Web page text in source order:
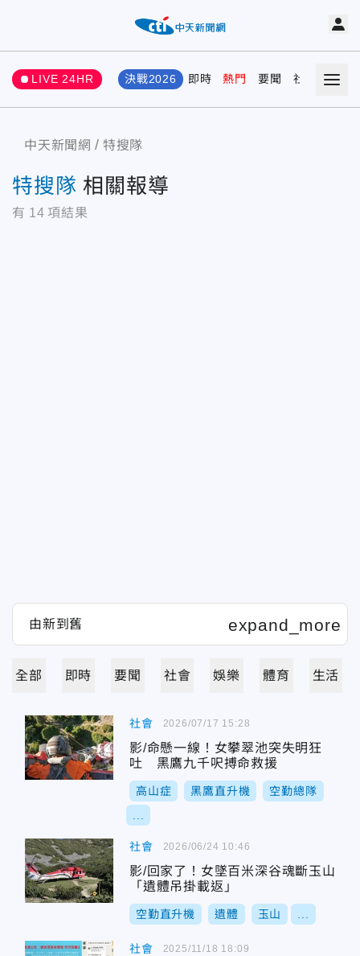
LIVE 24HR 決戰2026 即時 熱門 要聞 社會 娛樂
中天新聞網 特搜隊
特搜隊 相關報導
有 14 項結果
全部 即時 要聞 社會 娛樂 體育 生活
社會
影/命懸一線！女攀翠池突失明狂
吐 黑鷹九千呎搏命救援
高山症 黑鷹直升機 空勤總隊
2026/07/17 15:28
社會
影/回家了！女墜百米深谷魂斷玉山
「遺體吊掛載返」
空勤直升機 遺體 玉山
2026/06/24 10:46
社會 2025/11/18 18:09